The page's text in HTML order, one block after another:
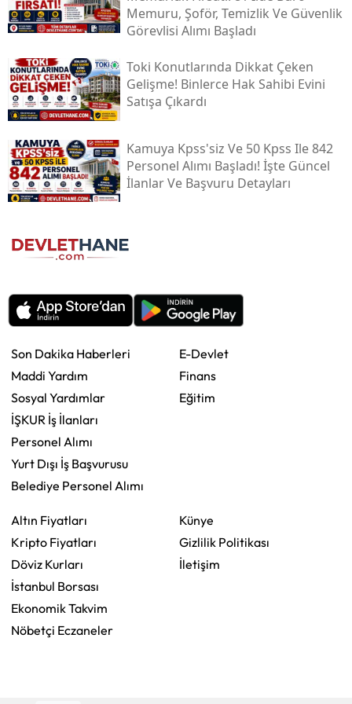
Memuru, Şoför, Temizlik Ve Güvenlik
Görevlisi Alımı Başladı
Toki̇ Konutlarında Dikkat Çeken
Gelişme! Binlerce Hak Sahibi Evini
Satışa Çıkardı
Kamuya Kpss'siz Ve 50 Kpss Ile 842
Personel Alımı Başladı! İşte Güncel
İlanlar Ve Başvuru Detayları
Son Dakika Haberleri
Maddi Yardım
Sosyal Yardımlar
İŞKUR İş İlanları
Personel Alımı
Yurt Dışı İş Başvurusu
Belediye Personel Alımı
E-Devlet
Finans
Eğitim
Altın Fiyatları
Kripto Fiyatları
Döviz Kurları
İstanbul Borsası
Ekonomik Takvim
Nöbetçi Eczaneler
Künye
Gizlilik Politikası
İletişim